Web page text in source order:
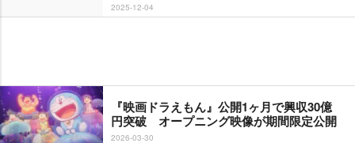
2025-12-04
『映画ドラえもん』公開1ヶ月で興収30億
円突破 オープニング映像が期間限定公開
2026-03-30